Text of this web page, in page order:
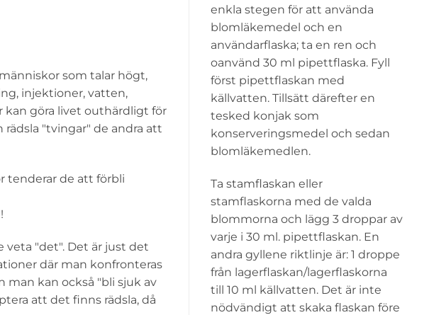
som talar högt,
injektioner, vatten,
kan göra livet outhärdligt för
"tvingar" de andra att
tenderar de att förbli
veta "det". Det är just det
där man konfronteras
man kan också "bli sjuk av
att det finns rädsla, då
enkla stegen för att använda
blomläkemedel och en
användarflaska; ta en ren och
oanvänd 30 ml pipettflaska. Fyll
först pipettflaskan med
källvatten. Tillsätt därefter en
tesked konjak som
konserveringsmedel och sedan
blomläkemedlen.
Ta stamflaskan eller
stamflaskorna med de valda
blommorna och lägg 3 droppar av
varje i 30 ml. pipettflaskan. En
andra gyllene riktlinje är: 1 droppe
från lagerflaskan/lagerflaskorna
till 10 ml källvatten. Det är inte
nödvändigt att skaka flaskan före